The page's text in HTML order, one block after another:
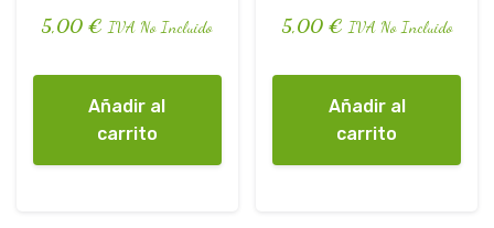
5,00€ IVA No Incluido
Añadir al
carrito
5,00 € IVA No Incluido
Añadir al
carrito